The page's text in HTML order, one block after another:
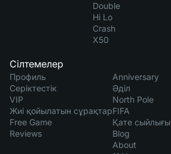
Double
Hi Lo
Crash
X50
Сілтемелер
Профиль
Серіктестік
VIP
Жиі қойылатын сұрақтар
Free Game
Reviews
Anniversary
Әділ
North Pole
FIFA
Қате сыйлығы
Blog
About